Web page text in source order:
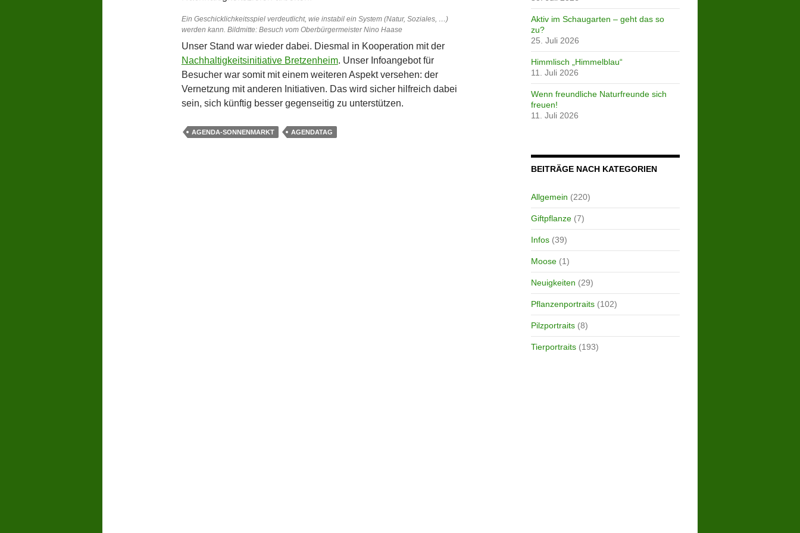
Ein Geschicklichkeitsspiel verdeutlicht, wie instabil ein System (Natur, Soziales, …)
werden kann. Bildmitte: Besuch vom Oberbürgermeister Nino Haase
Unser Stand war wieder dabei. Diesmal in Kooperation mit der
Nachhaltigkeitsinitiative Bretzenheim. Unser Infoangebot für
Besucher war somit mit einem weiteren Aspekt versehen: der
Vernetzung mit anderen Initiativen. Das wird sicher hilfreich dabei
sein, sich künftig besser gegenseitig zu unterstützen.
AGENDA-SONNENMARKT AGENDATAG
Aktiv im Schaugarten – geht das so
zu?
25. Juli 2026
Himmlisch „Himmelblau“
11. Juli 2026
Wenn freundliche Naturfreunde sich
freuen!
11. Juli 2026
BEITRÄGE NACH KATEGORIEN
Allgemein (220)
Giftpflanze(7)
Infos(39)
Moose(1)
Neuigkeiten (29)
Pflanzenportraits(102)
Pilzportraits(8)
Tierportraits(193)